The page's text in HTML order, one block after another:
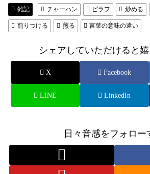
雑記 チャーハン ピラフ 炒める
煎りつける 煎る 言葉の意味の違い
シェアしていただけると
X Facebook
LINE LinkedIn
日々音感をフォロー